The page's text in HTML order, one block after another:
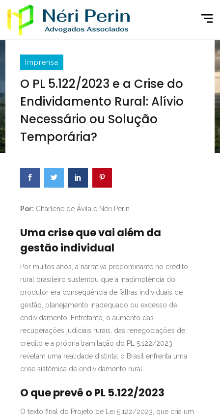
Imprensa
O PL 5.122/2023 e a Crise do
Endividamento Rural: Alívio
Necessário ou Solução
Temporária?
Por: Charlene de Ávila e Néri Perin
Uma crise que vai além da
gestão individual
Por muitos anos, a narrativa predominante no crédito
rural brasileiro sustentou que a inadimplência do
produtor era consequência de falhas individuais de
gestão, planejamento inadequado ou excesso de
endividamento. Entretanto, o aumento das
recuperações judiciais rurais, das renegociações de
crédito e a própria tramitação do PL 5.122/2023
revelam uma realidade distinta: o Brasil enfrenta uma
crise sistêmica de endividamento rural.
O que prevê o PL 5.122/2023
O texto final do Projeto de Lei 5.122/2023, que cria um